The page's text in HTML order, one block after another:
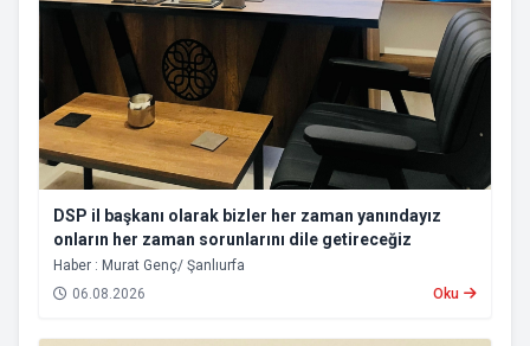
DSP il başkanı olarak bizler her zaman yanındayız
onların her zaman sorunlarını dile getireceğiz
Haber : Murat Genç/ Şanlıurfa
06.08.2026
Oku